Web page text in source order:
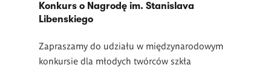
Konkurs o Nagrodę im. Stanislava
Libenskiego
Zapraszamy do udziału w międzynarodowym
konkursie dla młodych twórców szkła